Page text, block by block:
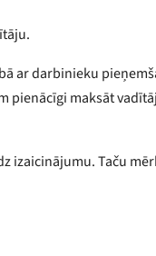
ar darbinieku
maksāt
izaicinājumu. Taču